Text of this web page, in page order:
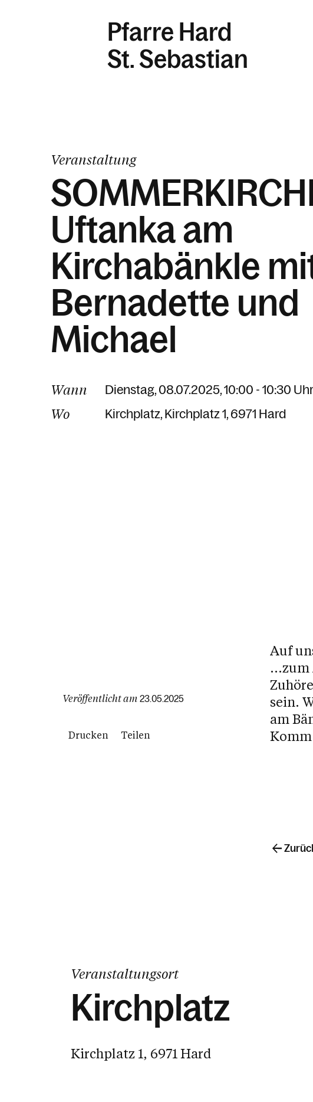
Pfarre Hard
St. Sebastian
Veranstaltung
Uftanka am
Kirchabänkle
Bernadette und
Michael
Wann Dienstag, 08.07.2025, 10:00 - 10:30
Wo Kirchplatz Kirchplatz 1 6971 Hard
Veröffentlicht am 23.05.2025
Drucken Teilen
Auf
...zum
sein.
am
Veranstaltungsort
Kirchplatz
Kirchplatz 1, 6971 Hard